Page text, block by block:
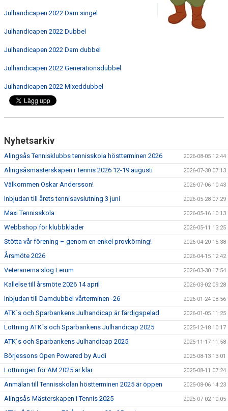
KLUBBSHOP
Julhandicapen 2022 Dam singel
Julhandicapen 2022 Dubbel
Julhandicapen 2022 Dam dubbel
Julhandicapen 2022 Generationsdubbel
Julhandicapen 2022 Mixeddubbel
Nyhetsarkiv
Alingsås Tennisklubbs tennisskola höstterminen 2026 2026-08-05 12:44
Alingsåsmästerskapen i Tennis 2026 12-19 augusti 2026-07-30 07:13
Välkommen Oskar Andersson! 2026-07-06 10:43
Inbjudan till årets tennisavslutning 3 juni 2026-05-28 07:29
Maxi Tennisskola 2026-05-16 10:13
Webbshop för klubbkläder 2026-05-11 13:25
Stötta vår förening – genom en enkel provkörning! 2026-04-20 15:38
Årsmöte 2026 2026-04-15 12:42
Veteranerna slog Lerum 2026-03-30 17:54
Kallelse till årsmöte 2026 14 april 2026-03-02 09:28
Inbjudan till Damdubbel vårterminen -26 2026-01-24 08:56
ATK´s och Sparbankens Julhandicap är färdigspelad 2026-01-05 11:25
Lottning ATK´s och Sparbankens Julhandicap 2025 2025-12-18 10:17
ATK´s och Sparbankens Julhandicap 2025 2025-11-17 11:58
Börjessons Open Powered by Audi 2025-08-13 13:01
Lottningen för AM 2025 är klar 2025-08-11 07:24
Anmälan till Tennisskolan höstterminen 2025 är öppen 2025-08-06 14:23
Alingsås-Mästerskapen i Tennis 2025 2025-07-02 10:05